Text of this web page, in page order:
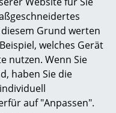
Grund werten
welches Gerät
nutzen. Wenn Sie
haben Sie die
auf "Anpassen".
10